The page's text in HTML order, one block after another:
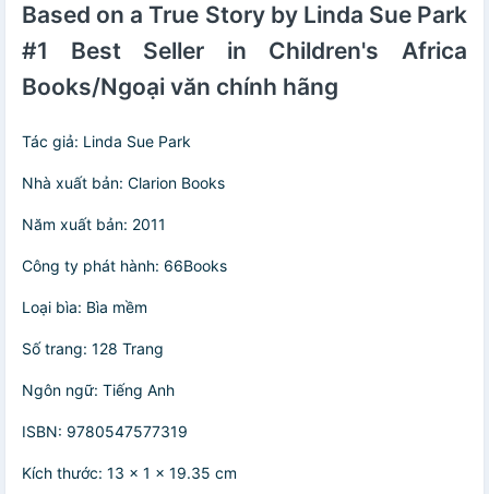
Based on a True Story by Linda Sue Park
#1 Best Seller in Children's Africa
Books/Ngoại văn chính hãng
Tác giả: Linda Sue Park
Nhà xuất bản: Clarion Books
Năm xuất bản: 2011
Công ty phát hành: 66Books
Loại bìa: Bìa mềm
Số trang: 128 Trang
Ngôn ngữ: Tiếng Anh
ISBN: 9780547577319
Kích thước: 13 x 1 x 19.35 cm